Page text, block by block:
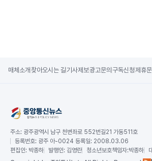
매체소개 찾아오시는 길기사제보광고문의 구독신청제휴
주소: 광주광역시 남구 천변좌로 552번길21 가동511호
등록번호: 광주 아-0024 등록일: 2008.03.06
편집인: 박종하 발행인: 김영란 청소년보호책임자:박종하